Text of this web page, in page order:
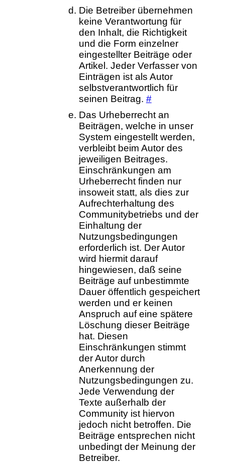
Die Betreiber übernehmen
keine Verantwortung für
den Inhalt, die Richtigkeit
und die Form einzelner
eingestellter Beiträge oder
Artikel. Jeder Verfasser von
Einträgen ist als Autor
selbstverantwortlich für
seinen Beitrag. #
Das Urheberrecht an
Beiträgen, welche in unser
System eingestellt werden,
verbleibt beim Autor des
jeweiligen Beitrages.
Einschränkungen am
Urheberrecht finden nur
insoweit statt, als dies zur
Aufrechterhaltung des
Communitybetriebs und der
Einhaltung der
Nutzungsbedingungen
erforderlich ist. Der Autor
wird hiermit darauf
hingewiesen, daß seine
Beiträge auf unbestimmte
Dauer öffentlich gespeichert
werden und er keinen
Anspruch auf eine spätere
Löschung dieser Beiträge
hat. Diesen
Einschränkungen stimmt
der Autor durch
Anerkennung der
Nutzungsbedingungen zu.
Jede Verwendung der
Texte außerhalb der
Community ist hiervon
jedoch nicht betroffen. Die
Beiträge entsprechen nicht
unbedingt der Meinung der
Betreiber.